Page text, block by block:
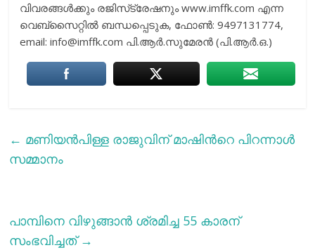
വിവരങ്ങള്‍ക്കും രജിസ്‌ട്രേഷനും www.imffk.com എന്ന
വെബ്‌സൈറ്റില്‍ ബന്ധപ്പെടുക, ഫോണ്‍: 9497131774,
email: info@imffk.com പി.ആർ.സുമേരൻ (പി.ആർ.ഒ.)
← മണിയൻപിള്ള രാജുവിന് മാഷിന്‍റെ പിറന്നാൾ
സമ്മാനം
പാമ്പിനെ വിഴുങ്ങാന്‍ ശ്രമിച്ച 55 കാരന്
സംഭവിച്ചത്→